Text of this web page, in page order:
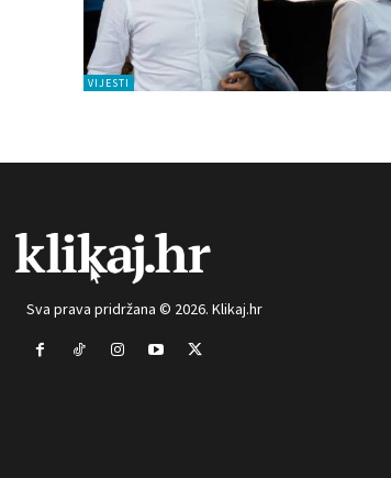
VIJESTI
Sva prava pridržana © 2026. Klikaj.hr